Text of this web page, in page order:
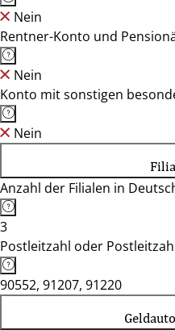
Nein
Rentner-Konto und
Nein
Konto mit sonstigen
Nein
Anzahl der Filialen in
3
Postleitzahl oder
90552, 91207, 91220